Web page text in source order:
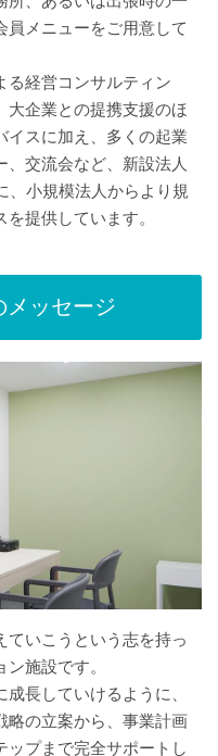
員メニューをご用意して
る経営コンサルティン
大企業との提携支援のほ
イスに加え、多くの起業
交流会など、新設法人
、小規模法人からより規
提供しています。
メッセージ
ていこうという志を持っ
施設です。
長していけるように、
略の立案から、事業計画
ップまで完全サポートし